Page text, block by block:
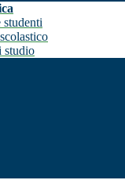
studenti
studio